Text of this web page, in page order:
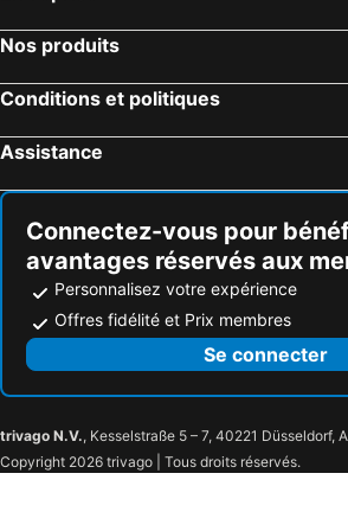
Venise, Vénétie Hôtels
Catane, Sicile Hôtels
Bari,
Nos produits
Conditions et politiques
Assistance
Connectez-vous pour
avantages réservés aux
Personnalisez votre expérience
Offres fidélité et Prix membres
Se connecter
trivago N.V., Kesselstraße 5 – 7, 40221 Düsseldorf,
Copyright 2026 trivago | Tous droits réservés.